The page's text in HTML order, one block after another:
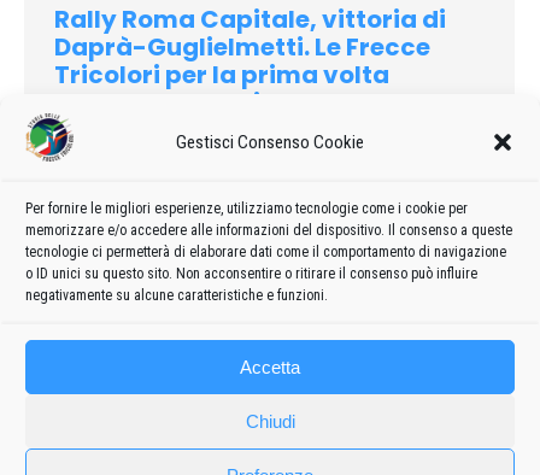
Gestisci Consenso Cookie
Per fornire le migliori esperienze, utilizziamo tecnologie come i cookie per
memorizzare e/o accedere alle informazioni del dispositivo. Il consenso a queste
tecnologie ci permetterà di elaborare dati come il comportamento di navigazione
o ID unici su questo sito. Non acconsentire o ritirare il consenso può influire
negativamente su alcune caratteristiche e funzioni.
Accetta
Chiudi
Rally Roma Capitale, vittoria di
Daprà-Guglielmetti. Le Frecce
Tricolori per la prima volta
sorvolano San Pietro
2026 admin8235 6 Luglio 2026 Lascia un commento
suggestiva del Rally di Roma Capitale in via della
Conciliazione al termine di una giornata che visto alla fine il
successo di Roberto Daprà e Luca Guglielmetti